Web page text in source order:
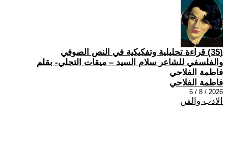
(35) قراءة تحليلية وتفكيكية في النص الصوفي
والفلسفي للشاعر سلام السيد – ميقات التجلي- بقلم
فاطمة الفلاحي
فاطمة الفلاحي
2026 / 8 / 6
الادب والفن